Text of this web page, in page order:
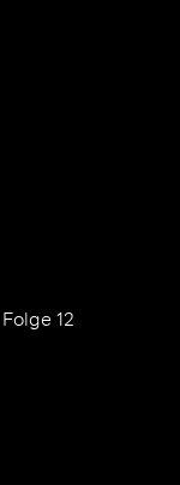
Folge 12